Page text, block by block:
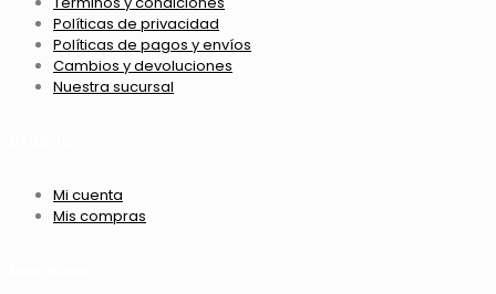
Políticas de privacidad
Políticas de pagos y envíos
Cambios y devoluciones
Nuestra sucursal
Mi cuenta
Mis compras